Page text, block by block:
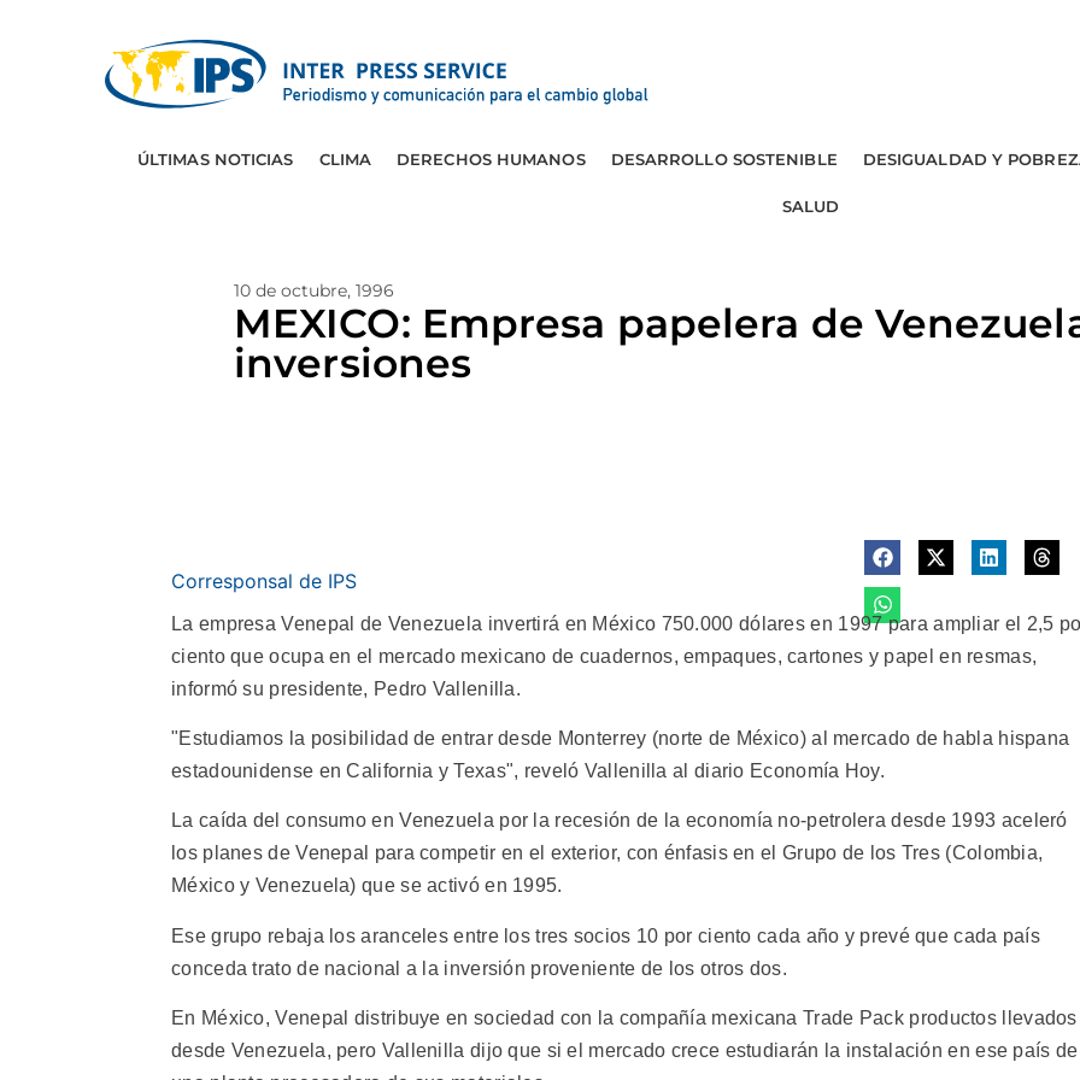
ÚLTIMAS NOTICIAS CLIMA DERECHOS HUMANOS DESARROLLO SOSTENIBLE DESIGUALDAD Y
SALUD
10 de octubre, 1996
MEXICO: Empresa papelera de
inversiones
Corresponsal de IPS
La empresa Venepal de Venezuela invertirá en México 750.000 dólares en 1997 para ampliar el 2,5
ciento que ocupa en el mercado mexicano de cuadernos, empaques, cartones y papel en resmas,
informó su presidente, Pedro Vallenilla.
"Estudiamos la posibilidad de entrar desde Monterrey (norte de México) al mercado de habla hispana
estadounidense en California y Texas", reveló Vallenilla al diario Economía Hoy.
La caída del consumo en Venezuela por la recesión de la economía no-petrolera desde 1993 aceleró
los planes de Venepal para competir en el exterior, con énfasis en el Grupo de los Tres (Colombia,
México y Venezuela) que se activó en 1995.
Ese grupo rebaja los aranceles entre los tres socios 10 por ciento cada año y prevé que cada país
conceda trato de nacional a la inversión proveniente de los otros dos.
En México, Venepal distribuye en sociedad con la compañía mexicana Trade Pack productos llevados
desde Venezuela, pero Vallenilla dijo que si el mercado crece estudiarán la instalación en ese país de